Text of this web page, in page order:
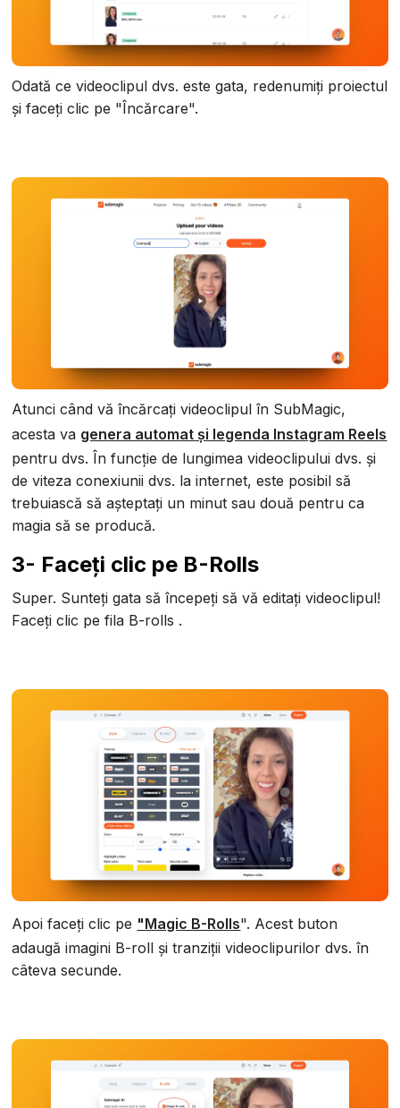
Odată ce videoclipul dvs. este gata, redenumiți proiectul
și faceți clic pe "Încărcare".
Atunci când vă încărcați videoclipul în SubMagic,
acesta va genera automat și legenda Instagram Reels
pentru dvs. În funcție de lungimea videoclipului dvs. și
de viteza conexiunii dvs. la internet, este posibil să
trebuiască să așteptați un minut sau două pentru ca
magia să se producă.
3- Faceți clic pe B-Rolls
Super. Sunteți gata să începeți să vă editați videoclipul!
Faceți clic pe fila B-rolls .
Apoi faceți clic pe "Magic B-Rolls". Acest buton
adaugă imagini B-roll și tranziții videoclipurilor dvs. în
câteva secunde.